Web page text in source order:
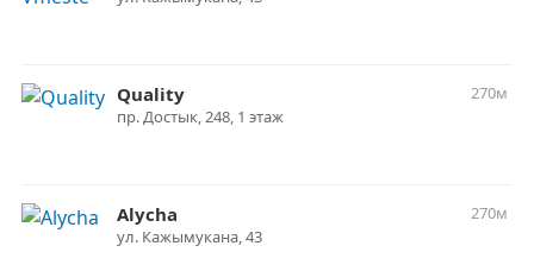
Quality
270м
пр. Достык, 248, 1 этаж
Alycha
270м
ул. Кажымукана, 43